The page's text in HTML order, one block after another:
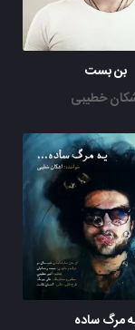
بن بست
خطیبی
مرگ ساده